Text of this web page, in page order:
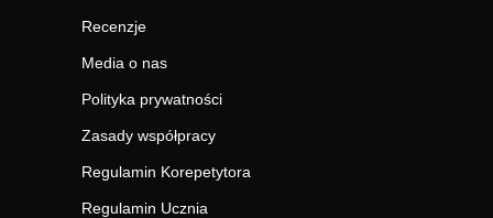
Recenzje
Media o nas
Polityka prywatności
Zasady współpracy
Regulamin Korepetytora
Regulamin Ucznia